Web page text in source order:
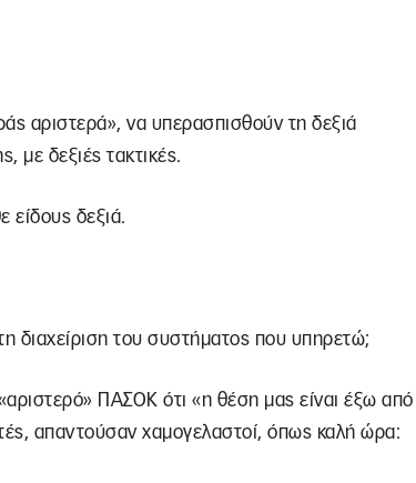
αριστερά», να υπερασπισθούν τη δεξιά
με δεξιές τακτικές.
είδους δεξιά.
διαχείριση του συστήματος που υπηρετώ;
ΠΑΣΟΚ ότι «η θέση μας είναι έξω από
απαντούσαν χαμογελαστοί, όπως καλή ώρα: